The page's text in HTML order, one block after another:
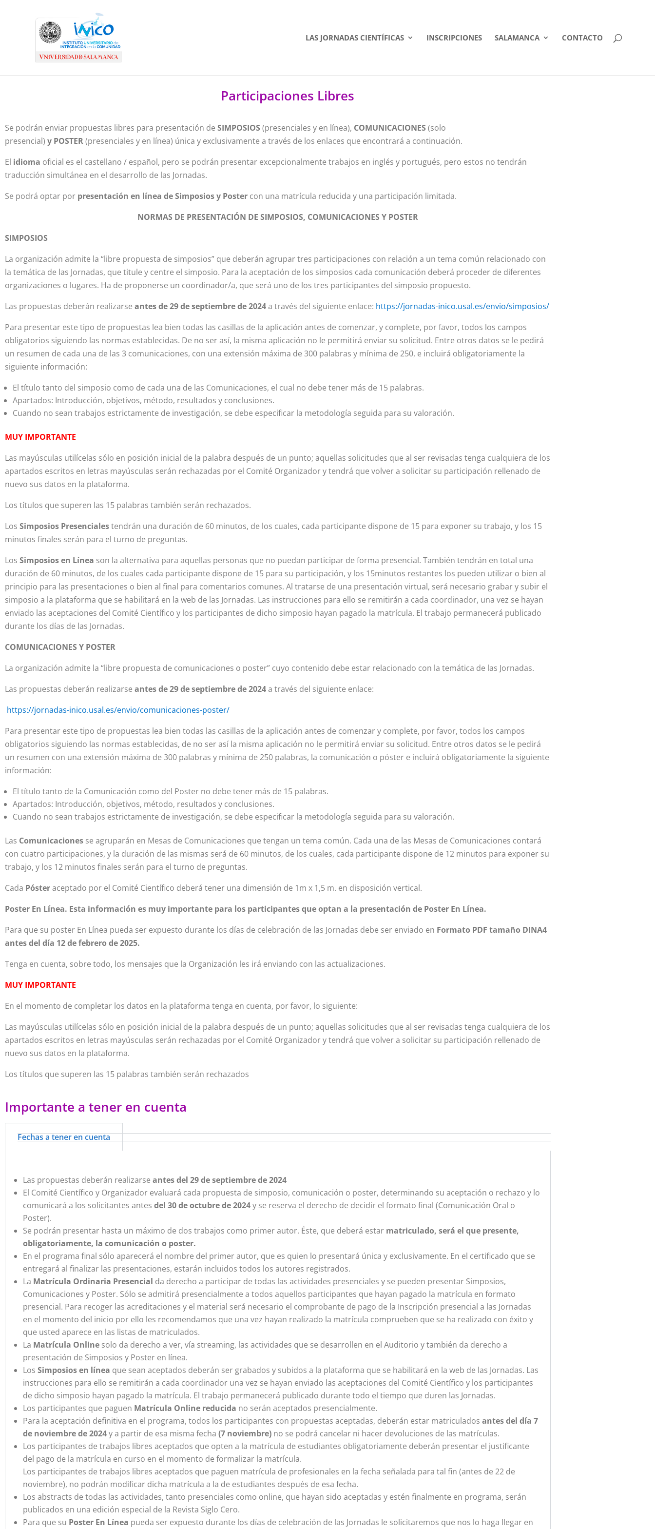
LAS JORNADAS CIENTÍFICAS INSCRIPCIONES SALAMANCA CONTACTO
Participaciones Libres
Se podrán enviar propuestas libres para presentación de SIMPOSIOS (presenciales y en línea), COMUNICACIONES (solo
presencial) y POSTER(presenciales y en línea) única y exclusivamente a través de los enlaces que encontrará a continuación.
El idioma oficial es el castellano / español, pero se podrán presentar excepcionalmente trabajos en inglés y portugués, pero estos no tendrán
traducción simultánea en el desarrollo de las Jornadas.
Se podrá optar por presentación en línea de Simposios y Poster con una matrícula reducida y una participación limitada.
NORMAS DE PRESENTACIÓN DE SIMPOSIOS, COMUNICACIONES Y POSTER
SIMPOSIOS
La organización admite la “libre propuesta de simposios” que deberán agrupar tres participaciones con relación a un tema común relacionado con
la temática de las Jornadas, que titule y centre el simposio. Para la aceptación de los simposios cada comunicación deberá proceder de diferentes
organizaciones o lugares. Ha de proponerse un coordinador/a, que será uno de los tres participantes del simposio propuesto.
Las propuestas deberán realizarse antes de 29 de septiembre de 2024a través del siguiente enlace: https://jornadas-inico.usal.es/envio/simposios/
Para presentar este tipo de propuestas lea bien todas las casillas de la aplicación antes de comenzar, y complete, por favor, todos los campos
obligatorios siguiendo las normas establecidas. De no ser así, la misma aplicación no le permitirá enviar su solicitud. Entre otros datos se le pedirá
un resumen de cada una de las 3 comunicaciones, con una extensión máxima de 300 palabras y mínima de 250, e incluirá obligatoriamente la
siguiente información:
El título tanto del simposio como de cada una de las Comunicaciones, el cual no debe tener más de 15 palabras.
Apartados: Introducción, objetivos, método, resultados y conclusiones.
Cuando no sean trabajos estrictamente de investigación, se debe especificar la metodología seguida para su valoración.
MUY IMPORTANTE
Las mayúsculas utilícelas sólo en posición inicial de la palabra después de un punto; aquellas solicitudes que al ser revisadas tenga cualquiera de los
apartados escritos en letras mayúsculas serán rechazadas por el Comité Organizador y tendrá que volver a solicitar su participación rellenado de
nuevo sus datos en la plataforma.
Los títulos que superen las 15 palabras también serán rechazados.
Los Simposios Presencialestendrán una duración de 60 minutos, de los cuales, cada participante dispone de 15 para exponer su trabajo, y los 15
minutos finales serán para el turno de preguntas.
Los Simposios en Línea son la alternativa para aquellas personas que no puedan participar de forma presencial. También tendrán en total una
duración de 60 minutos, de los cuales cada participante dispone de 15 para su participación, y los 15minutos restantes los pueden utilizar o bien al
principio para las presentaciones o bien al final para comentarios comunes. Al tratarse de una presentación virtual, será necesario grabar y subir el
simposio a la plataforma que se habilitará en la web de las Jornadas. Las instrucciones para ello se remitirán a cada coordinador, una vez se hayan
enviado las aceptaciones del Comité Científico y los participantes de dicho simposio hayan pagado la matrícula. El trabajo permanecerá publicado
durante los días de las Jornadas.
COMUNICACIONES Y POSTER
La organización admite la “libre propuesta de comunicaciones o poster” cuyo contenido debe estar relacionado con la temática de las Jornadas.
Las propuestas deberán realizarse antes de 29 de septiembre de 2024a través del siguiente enlace:
https://jornadas-inico.usal.es/envio/comunicaciones-poster/
Para presentar este tipo de propuestas lea bien todas las casillas de la aplicación antes de comenzar y complete, por favor, todos los campos
obligatorios siguiendo las normas establecidas, de no ser así la misma aplicación no le permitirá enviar su solicitud. Entre otros datos se le pedirá
un resumen con una extensión máxima de 300 palabras y mínima de 250 palabras, la comunicación o póster e incluirá obligatoriamente la siguiente
información:
El título tanto de la Comunicación como del Poster no debe tener más de 15 palabras.
Apartados: Introducción, objetivos, método, resultados y conclusiones.
Cuando no sean trabajos estrictamente de investigación, se debe especificar la metodología seguida para su valoración.
Las Comunicaciones se agruparán en Mesas de Comunicaciones que tengan un tema común. Cada una de las Mesas de Comunicaciones contará
con cuatro participaciones, y la duración de las mismas será de 60 minutos, de los cuales, cada participante dispone de 12 minutos para exponer su
trabajo, y los 12 minutos finales serán para el turno de preguntas.
Cada Pósteraceptado por el Comité Científico deberá tener una dimensión de 1m x 1,5 m. en disposición vertical.
Poster En Línea. Esta información es muy importante para los participantes que optan a la presentación de Poster En Línea.
Para que su poster En Línea pueda ser expuesto durante los días de celebración de las Jornadas debe ser enviado en Formato PDF tamaño DINA4
antes del día 12 de febrero de 2025.
Tenga en cuenta, sobre todo, los mensajes que la Organización les irá enviando con las actualizaciones.
MUY IMPORTANTE
En el momento de completar los datos en la plataforma tenga en cuenta, por favor, lo siguiente:
Las mayúsculas utilícelas sólo en posición inicial de la palabra después de un punto; aquellas solicitudes que al ser revisadas tenga cualquiera de los
apartados escritos en letras mayúsculas serán rechazadas por el Comité Organizador y tendrá que volver a solicitar su participación rellenado de
nuevo sus datos en la plataforma.
Los títulos que superen las 15 palabras también serán rechazados
Importante a tener en cuenta
Fechas a tener en cuenta
Las propuestas deberán realizarse antes del 29 de septiembre de 2024
El Comité Científico y Organizador evaluará cada propuesta de simposio, comunicación o poster, determinando su aceptación o rechazo y lo
comunicará a los solicitantes antes del 30 de octubre de 2024y se reserva el derecho de decidir el formato final (Comunicación Oral o
Poster).
Se podrán presentar hasta un máximo de dos trabajos como primer autor. Éste, que deberá estar matriculado, será el que presente,
obligatoriamente, la comunicación o poster.
En el programa final sólo aparecerá el nombre del primer autor, que es quien lo presentará única y exclusivamente. En el certificado que se
entregará al finalizar las presentaciones, estarán incluidos todos los autores registrados.
La Matrícula Ordinaria Presencial da derecho a participar de todas las actividades presenciales y se pueden presentar Simposios,
Comunicaciones y Poster. Sólo se admitirá presencialmente a todos aquellos participantes que hayan pagado la matrícula en formato
presencial. Para recoger las acreditaciones y el material será necesario el comprobante de pago de la Inscripción presencial a las Jornadas
en el momento del inicio por ello les recomendamos que una vez hayan realizado la matrícula comprueben que se ha realizado con éxito y
que usted aparece en las listas de matriculados.
La Matrícula Online solo da derecho a ver, vía streaming, las actividades que se desarrollen en el Auditorio y también da derecho a
presentación de Simposios y Poster en línea.
Los Simposios en línea que sean aceptados deberán ser grabados y subidos a la plataforma que se habilitará en la web de las Jornadas. Las
instrucciones para ello se remitirán a cada coordinador una vez se hayan enviado las aceptaciones del Comité Científico y los participantes
de dicho simposio hayan pagado la matrícula. El trabajo permanecerá publicado durante todo el tiempo que duren las Jornadas.
Los participantes que paguen Matrícula Online reducida no serán aceptados presencialmente.
Para la aceptación definitiva en el programa, todos los participantes con propuestas aceptadas, deberán estar matriculados antes del día 7
de noviembre de 2024y a partir de esa misma fecha (7 noviembre) no se podrá cancelar ni hacer devoluciones de las matrículas.
Los participantes de trabajos libres aceptados que opten a la matrícula de estudiantes obligatoriamente deberán presentar el justificante
del pago de la matrícula en curso en el momento de formalizar la matrícula.
Los participantes de trabajos libres aceptados que paguen matrícula de profesionales en la fecha señalada para tal fin (antes de 22 de
noviembre), no podrán modificar dicha matrícula a la de estudiantes después de esa fecha.
Los abstracts de todas las actividades, tanto presenciales como online, que hayan sido aceptadas y estén finalmente en programa, serán
publicados en una edición especial de la Revista Siglo Cero.
Para que su Poster En Línea pueda ser expuesto durante los días de celebración de las Jornadas le solicitaremos que nos lo haga llegar en